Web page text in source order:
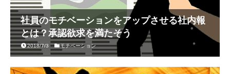
社員のモチベーションをアップさせる社内報
とは？承認欲求を満たそう
2018/7/3 モチベーション